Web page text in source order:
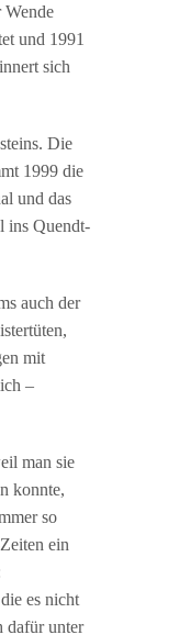
Wende
und 1991
sich
Die
1999 die
und das
ins Quendt-
auch der
mit
–
man sie
konnte,
so
ein
es nicht
dafür unter